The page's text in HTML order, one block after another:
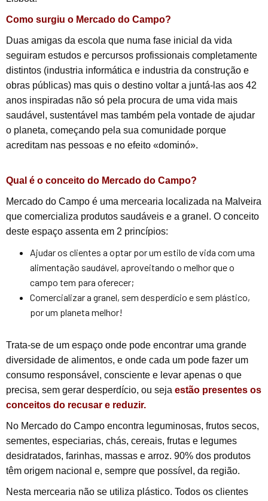
Como surgiu o Mercado do Campo?
Duas amigas da escola que numa fase inicial da vida
seguiram estudos e percursos profissionais completamente
distintos (industria informática e industria da construção e
obras públicas) mas quis o destino voltar a juntá-las aos 42
anos inspiradas não só pela procura de uma vida mais
saudável, sustentável mas também pela vontade de ajudar
o planeta, começando pela sua comunidade porque
acreditam nas pessoas e no efeito «dominó».
Qual é o conceito do Mercado do Campo?
Mercado do Campo é uma mercearia localizada na Malveira
que comercializa produtos saudáveis e a granel. O conceito
deste espaço assenta em 2 princípios:
Ajudar os clientes a optar por um estilo de vida com uma
alimentação saudável, aproveitando o melhor que o
campo tem para oferecer;
Comercializar a granel, sem desperdício e sem plástico,
por um planeta melhor!
Trata-se de um espaço onde pode encontrar uma grande
diversidade de alimentos, e onde cada um pode fazer um
consumo responsável, consciente e levar apenas o que
precisa, sem gerar desperdício, ou seja estão presentes os
conceitos do recusar e reduzir.
No Mercado do Campo encontra leguminosas, frutos secos,
sementes, especiarias, chás, cereais, frutas e legumes
desidratados, farinhas, massas e arroz. 90% dos produtos
têm origem nacional e, sempre que possível, da região.
Nesta mercearia não se utiliza plástico. Todos os clientes